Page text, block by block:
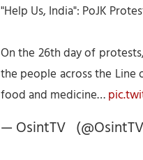
"Help Us, India": PoJK
On the 26th day of
the people across the Line
food and medicine…
— OsintTV